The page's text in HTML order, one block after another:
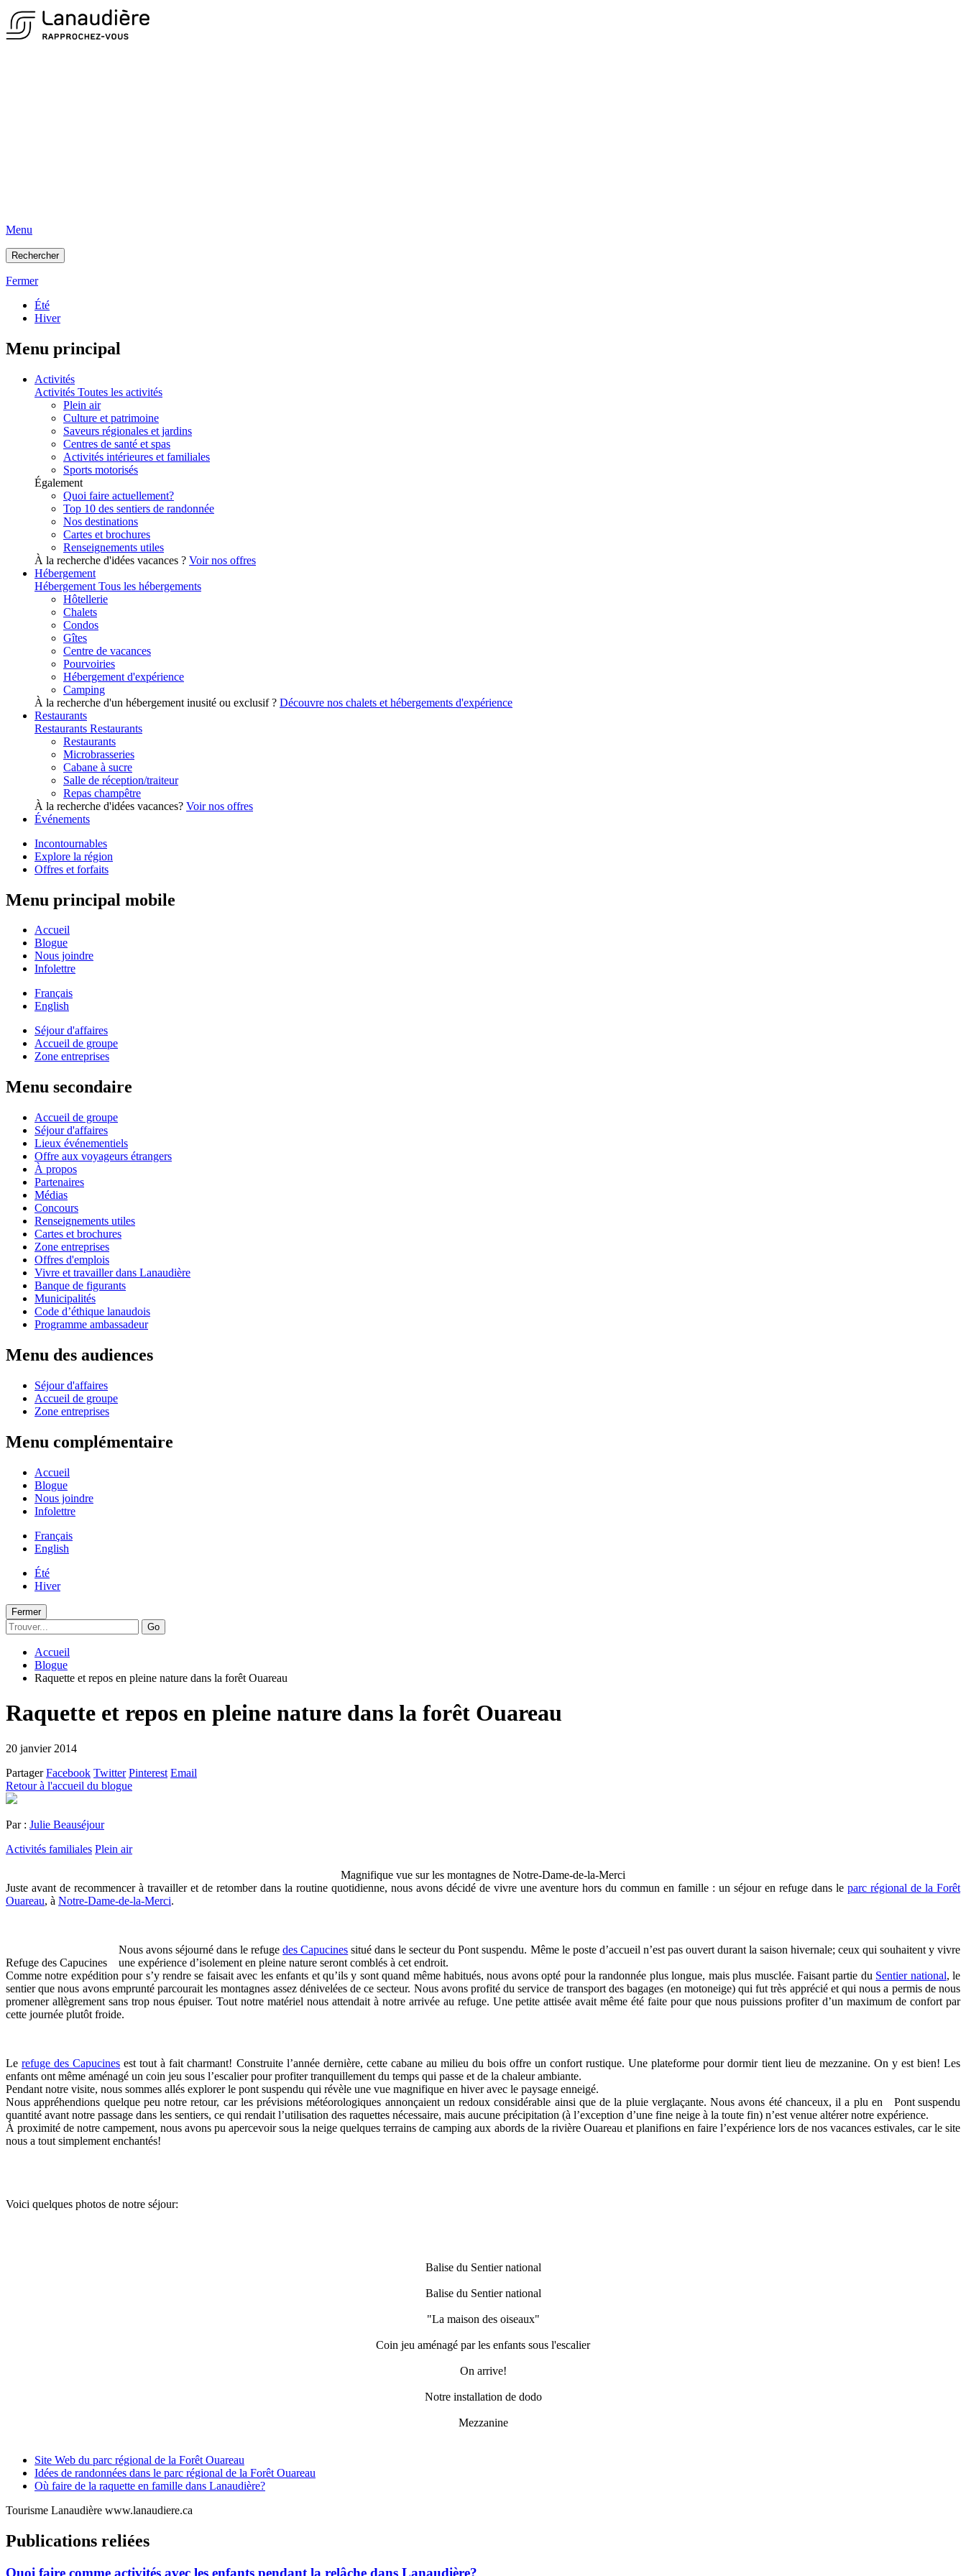
Menu
Rechercher
Fermer
Été
Hiver
Menu principal
Activités
Activités Toutes les activités
Plein air
Culture et patrimoine
Saveurs régionales et jardins
Centres de santé et spas
Activités intérieures et familiales
Sports motorisés
Également
Quoi faire actuellement?
Top 10 des sentiers de randonnée
Nos destinations
Cartes et brochures
Renseignements utiles
À la recherche d'idées vacances ? Voir nos offres
Hébergement
Hébergement Tous les hébergements
Hôtellerie
Chalets
Condos
Gîtes
Centre de vacances
Pourvoiries
Hébergement d'expérience
Camping
À la recherche d'un hébergement inusité ou exclusif ? Découvre nos chalets et hébergements d'expérience
Restaurants
Restaurants Restaurants
Restaurants
Microbrasseries
Cabane à sucre
Salle de réception/traiteur
Repas champêtre
À la recherche d'idées vacances? Voir nos offres
Événements
Incontournables
Explore la région
Offres et forfaits
Menu principal mobile
Accueil
Blogue
Nous joindre
Infolettre
Français
English
Séjour d'affaires
Accueil de groupe
Zone entreprises
Menu secondaire
Accueil de groupe
Séjour d'affaires
Lieux événementiels
Offre aux voyageurs étrangers
À propos
Partenaires
Médias
Concours
Renseignements utiles
Cartes et brochures
Zone entreprises
Offres d'emplois
Vivre et travailler dans Lanaudière
Banque de figurants
Municipalités
Code d’éthique lanaudois
Programme ambassadeur
Menu des audiences
Séjour d'affaires
Accueil de groupe
Zone entreprises
Menu complémentaire
Accueil
Blogue
Nous joindre
Infolettre
Français
English
Été
Hiver
Fermer
Go
Accueil
Blogue
Raquette et repos en pleine nature dans la forêt Ouareau
Raquette et repos en pleine nature dans la forêt Ouareau
20 janvier 2014
Partager Facebook Twitter Pinterest Email
Retour à l'accueil du blogue
Par : Julie Beauséjour
Activités familiales Plein air
Magnifique vue sur les montagnes de Notre-Dame-de-la-Merci
Juste avant de recommencer à travailler et de retomber dans la routine quotidienne, nous avons décidé de vivre une aventure hors du commun en famille : un séjour en refuge dans leparc régional de la Forêt
Ouareau, à Notre-Dame-de-la-Merci.
Refuge des Capucines
Nous avons séjourné dans le refugedes Capucines situé dans le secteur du Pont suspendu. Même le poste d’accueil n’est pas ouvert durant la saison hivernale; ceux qui souhaitent y vivre
une expérience d’isolement en pleine nature seront comblés à cet endroit.
Comme notre expédition pour s’y rendre se faisait avec les enfants et qu’ils y sont quand même habitués, nous avons opté pour la randonnée plus longue, mais plus musclée. Faisant partie du Sentier national, le
sentier que nous avons emprunté parcourait les montagnes assez dénivelées de ce secteur. Nous avons profité du service de transport des bagages (en motoneige) qui fut très apprécié et qui nous a permis de nous
promener allègrement sans trop nous épuiser. Tout notre matériel nous attendait à notre arrivée au refuge. Une petite attisée avait même été faite pour que nous puissions profiter d’un maximum de confort par
cette journée plutôt froide.
Lerefuge des Capucines est tout à fait charmant! Construite l’année dernière, cette cabane au milieu du bois offre un confort rustique. Une plateforme pour dormir tient lieu de mezzanine. On y est bien! Les
enfants ont même aménagé un coin jeu sous l’escalier pour profiter tranquillement du temps qui passe et de la chaleur ambiante.
Pont suspendu
Pendant notre visite, nous sommes allés explorer le pont suspendu qui révèle une vue magnifique en hiver avec le paysage enneigé.
Nous appréhendions quelque peu notre retour, car les prévisions météorologiques annonçaient un redoux considérable ainsi que de la pluie verglaçante. Nous avons été chanceux, il a plu en
quantité avant notre passage dans les sentiers, ce qui rendait l’utilisation des raquettes nécessaire, mais aucune précipitation (à l’exception d’une fine neige à la toute fin) n’est venue altérer notre expérience.
À proximité de notre campement, nous avons pu apercevoir sous la neige quelques terrains de camping aux abords de la rivière Ouareau et planifions en faire l’expérience lors de nos vacances estivales, car le site
nous a tout simplement enchantés!
Voici quelques photos de notre séjour:
Balise du Sentier national
Balise du Sentier national
"La maison des oiseaux"
Coin jeu aménagé par les enfants sous l'escalier
On arrive!
Notre installation de dodo
Mezzanine
Site Web du parc régional de la Forêt Ouareau
Idées de randonnées dans le parc régional de la Forêt Ouareau
Où faire de la raquette en famille dans Lanaudière?
Tourisme Lanaudière www.lanaudiere.ca
Publications reliées
Quoi faire comme activités avec les enfants pendant la relâche dans Lanaudière?